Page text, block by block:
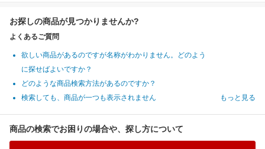
お探しの商品が見つかりませんか?
よくあるご質問
欲しい商品があるのですが名称がわかりません。どのよう
に探せばよいですか？
どのような商品検索方法があるのですか？
検索しても、商品が一つも表示されません
もっと見る
商品の検索でお困りの場合や、探し方について